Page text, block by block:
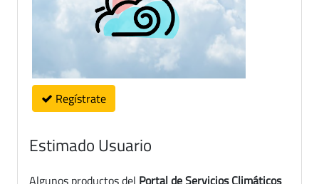
Regístrate
Estimado Usuario
Algunos productos del Portal de Servicios Climáticos